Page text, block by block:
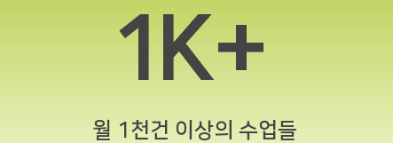
1K+
​월 1천건 이상의 수업들